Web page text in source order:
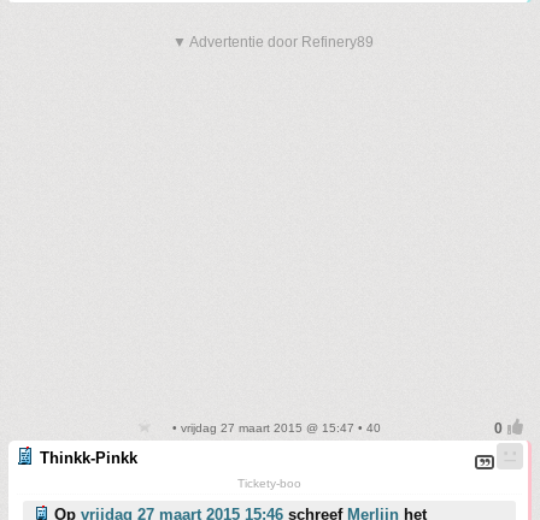
▼ Advertentie door Refinery89
• vrijdag 27 maart 2015 @ 15:47 • 40
Thinkk-Pinkk
Tickety-boo
Op vrijdag 27 maart 2015 15:46 schreef Merlijn het